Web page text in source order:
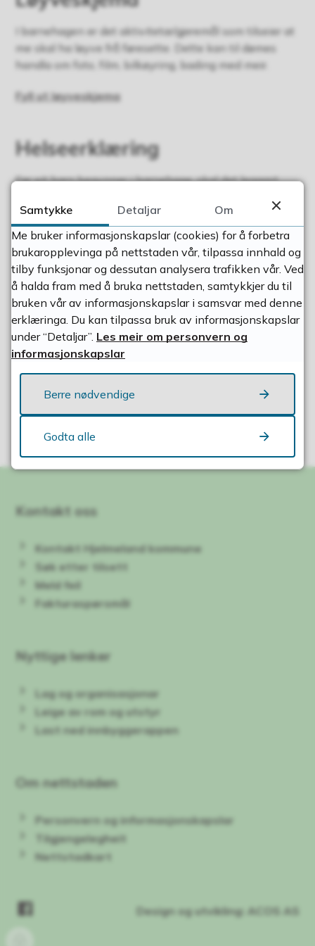
I barnehagen er det aktivitetar/gjeremål som tilseier at
me skal ha løyve frå føresette. Dette kan til dømes
handla om foto, film, bilkøyring, bading med meir.
Fyll ut løyveskjema
Helseerklæring
Før eit barn begynner i barnehage, skal det leggast
at barnehagen kan legge forholda til rette for barnet.
Fyll ut helseerklæring
Publisert 02.11.2022 13.45 Sist endra 18.11.2024 14.56
Fann du det du leita etter?
Kontakt oss
Kontakt Hjelmeland kommune
Søk etter tilsett
Meld feil
Fakturaspørsmål
Nyttige lenker
Lag og organisasjonar
Leige av rom og utstyr
Last ned innbyggerappen
Om nettstaden
Personvern og informasjonskapslar
Tilgjengelegheit
Nettstadkart
Facebook Design og utvikling: ACOS AS
Samtykke Detaljar
Om
Me bruker informasjonskapslar (cookies) for å forbetra
brukaropplevinga på nettstaden vår, tilpassa innhald og
tilby funksjonar og dessutan analysera trafikken vår. Ved
å halda fram med å bruka nettstaden, samtykkjer du til
bruken vår av informasjonskapslar i samsvar med denne
erklæringa. Du kan tilpassa bruk av informasjonskapslar
under “Detaljar”. Les meir om personvern og
informasjonskapslar
Berre nødvendige
Godta alle